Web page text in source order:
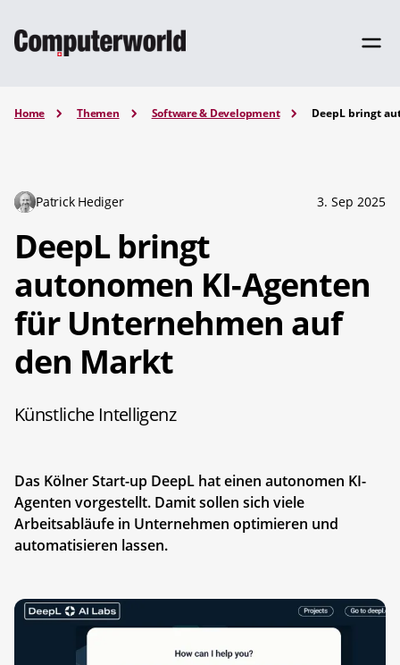
Home Themen Software & Development DeepL bringt
Patrick Hediger 3. Sep 2025
DeepL bringt
autonomen KI-Agenten
für Unternehmen auf
den Markt
Künstliche Intelligenz
Das Kölner Start-up DeepL hat einen autonomen KI-
Agenten vorgestellt. Damit sollen sich viele
Arbeitsabläufe in Unternehmen optimieren und
automatisieren lassen.